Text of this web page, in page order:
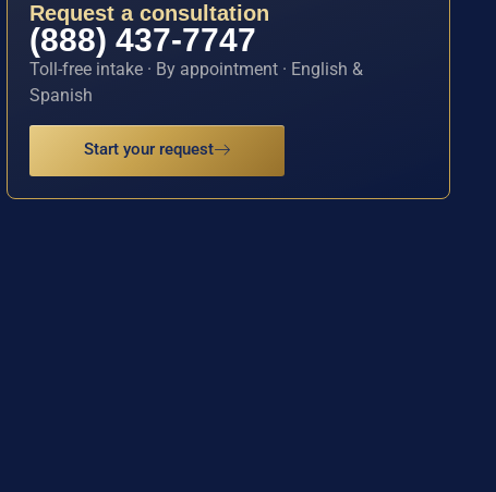
Request a consultation
(888) 437-7747
Toll-free intake · By appointment · English &
Spanish
Start your request